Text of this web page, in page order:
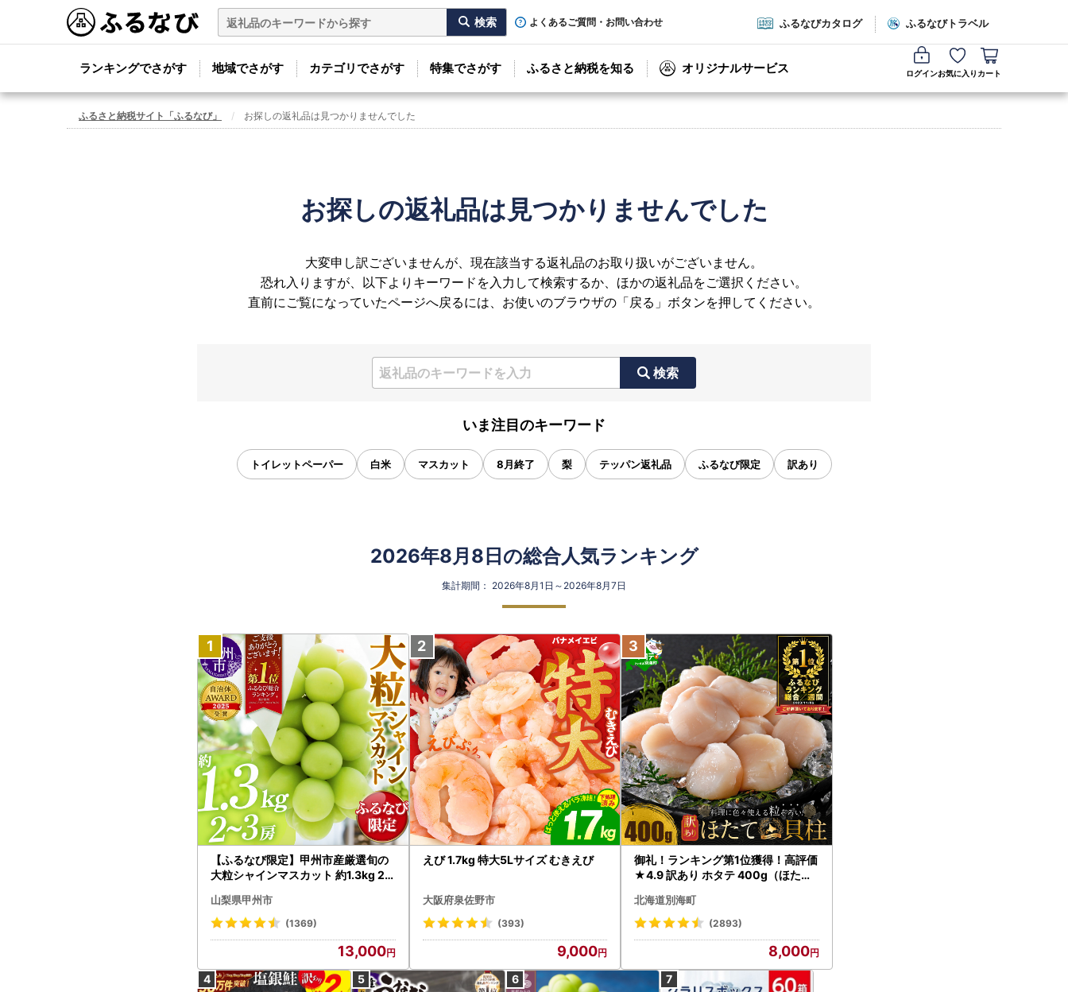
よくあるご質問・お問い合わせ ふるなびカタログ ふるなびトラベル
ランキングでさがす 地域でさがす カテゴリでさがす 特集でさがす ふるさと納税を知る オリジナルサービス ログインお気に入り カート
ふるさと納税サイト「ふるなび」 お探しの返礼品は見つかりませんでした
お探しの返礼品は見つかりませんでした
大変申し訳ございませんが、現在該当する返礼品のお取り扱いがございません。
恐れ入りますが、以下よりキーワードを入力して検索するか、ほかの返礼品をご選択ください。
直前にご覧になっていたページへ戻るには、お使いのブラウザの「戻る」ボタンを押してください。
検索
いま注目のキーワード
トイレットペーパー 白米 マスカット 8月終了 梨 テッパン返礼品 ふるなび限定 訳あり
2026年8月8日の総合人気ランキング
集計期間： 2026年8月1日～2026年8月7日
【ふるなび限定】甲州市産厳選旬の
大粒シャインマスカット 約1.3kg 2
472 FN-Limited-VO シャインマス
カット フルーツ
山梨県甲州市
(1369)
13,000
えび 1.7kg 特大5Lサイズ むきえび
大阪府泉佐野市
(393)
9,000
御礼！ランキング第1位獲得！高評価
★4.9 訳あり ホタテ 400g（ほたて
北海道別海町
(2893)
8,000